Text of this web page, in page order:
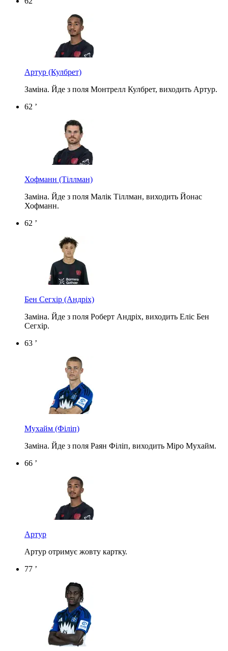
Артур (Кулбрет)
Заміна. Йде з поля Монтрелл Кулбрет, виходить Артур.
62 ’
Хофманн (Тіллман)
Заміна. Йде з поля Малік Тіллман, виходить Йонас
Хофманн.
62 ’
Бен Сегхір (Андріх)
Заміна. Йде з поля Роберт Андріх, виходить Еліс Бен
Сегхір.
63 ’
Мухайм (Філіп)
Заміна. Йде з поля Раян Філіп, виходить Міро Мухайм.
66 ’
Артур
Артур отримує жовту картку.
77 ’